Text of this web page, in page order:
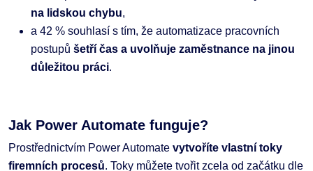
na lidskou chybu,
a 42 % souhlasí s tím, že automatizace pracovních
postupů šetří čas a uvolňuje zaměstnance na jinou
důležitou práci.
Jak Power Automate funguje?
Prostřednictvím Power Automate vytvoříte vlastní toky
firemních procesů. Toky můžete tvořit zcela od začátku dle